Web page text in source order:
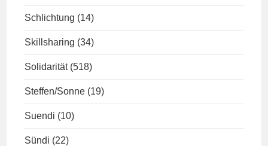
Schlichtung (14)
Skillsharing (34)
Solidarität (518)
Steffen/Sonne (19)
Suendi (10)
Sündi (22)